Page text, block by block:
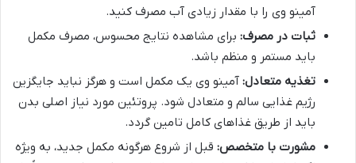
آمینو وی را با مقدار زیادی آب مصرف کنید.
ثبات در مصرف: برای مشاهده نتایج محسوس، مصرف مکمل
باید مستمر و منظم باشد.
تغذیه متعادل: آمینو وی یک مکمل است و هرگز نباید جایگزین
رژیم غذایی سالم و متعادل شود. پروتئین مورد نیاز اصلی بدن
باید از طریق غذاهای کامل تامین گردد.
مشورت با متخصص: قبل از شروع هرگونه مکمل جدید، به ویژه